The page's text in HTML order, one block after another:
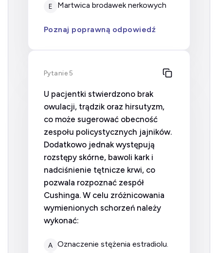
E martwica brodawek nerkowych
Poznaj poprawną odpowiedź
Pytanie 5
U pacjentki stwierdzono brak
owulacji, trądzik oraz hirsutyzm,
co może sugerować obecność
zespołu policystycznych jajników.
Dodatkowo jednak występują
rozstępy skórne, bawoli kark i
nadciśnienie tętnicze krwi, co
pozwala rozpoznać zespół
Cushinga. W celu zróżnicowania
wymienionych schorzeń należy
wykonać:
A oznaczenie stężenia estradiolu.